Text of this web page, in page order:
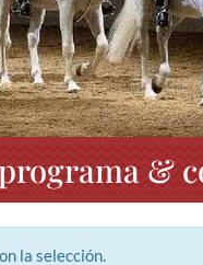
&
la selección.